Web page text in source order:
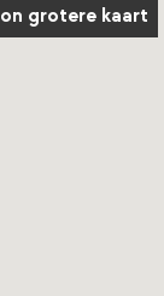
grotere kaart